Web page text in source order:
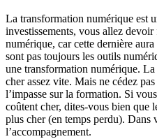
La transformation numérique est
investissements, vous allez
numérique, car cette dernière
sont pas toujours les outils
une transformation numérique.
cher assez vite. Mais ne cédez
l’impasse sur la formation. Si
coûtent cher, dites-vous bien que
plus cher (en temps perdu). Dans
l’accompagnement.